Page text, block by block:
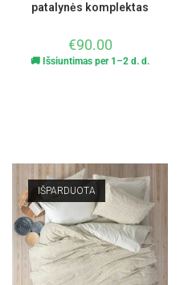
patalynės komplektas
€90.00
🚚 Išsiuntimas per 1–2 d. d.
IŠPARDUOTA